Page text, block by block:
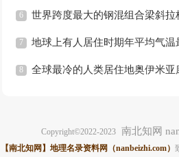
（Taizhou Yangtze River Bridge）
世界跨度最大的钢混组合梁斜拉
（Chibi Yangtze River Bridge）
地球上有人居住时期年平均气
（Dallol）
全球最冷的人类居住地奥伊米亚
Copyright©2022-2023 南北知网
【南北知网】地理名录资料网（nanbeizhi.com）